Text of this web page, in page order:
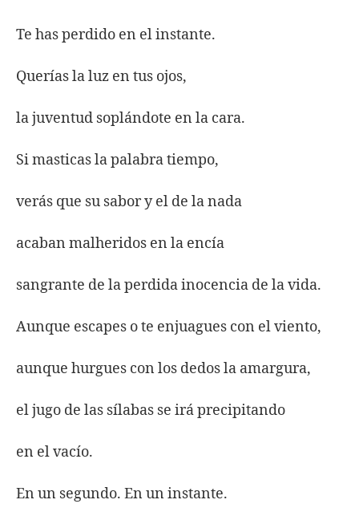
Te has perdido en el instante.
Querías la luz en tus ojos,
la juventud soplándote en la cara.
Si masticas la palabra tiempo,
verás que su sabor y el de la nada
acaban malheridos en la encía
sangrante de la perdida inocencia de la vida.
Aunque escapes o te enjuagues con el viento,
aunque hurgues con los dedos la amargura,
el jugo de las sílabas se irá precipitando
en el vacío.
En un segundo. En un instante.